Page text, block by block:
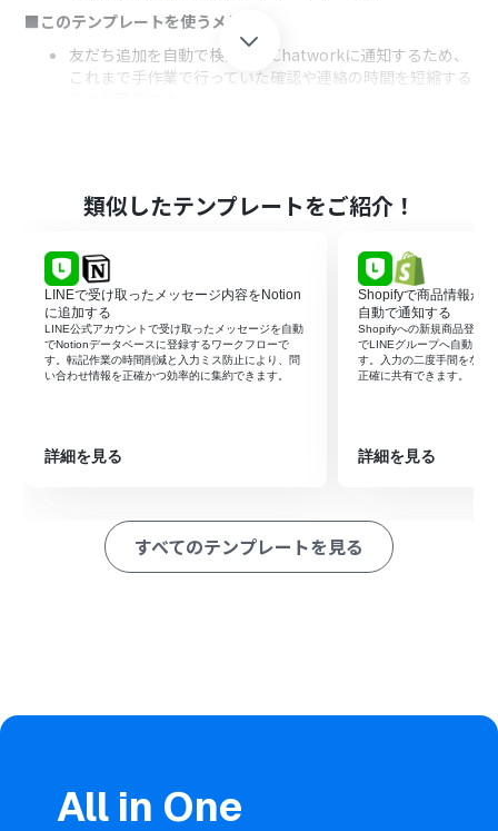
■このテンプレートを使うメリット
友だち追加を自動で検知してChatworkに通知するため、
これまで手作業で行っていた確認や連絡の時間を短縮する
■フローボットの流れ
携します。
次に、トリガーでLINE公式アカウントを選択し、「ユー
ザーが友だち追加したら」というアクションを設定しま
す。
続いて、オペレーションでLINE公式アカウントの「特定
のユーザーのプロフィール情報を取得」アクションを設定
します。
チャットルームに通知します。
■このワークフローのカスタムポイント
できます。
さい。
類似したテンプレートをご紹介！
LINEで受け取ったメッセージ内容をNotion
に追加する
LINE公式アカウントで受け取ったメッセージを自動
でNotionデータベースに登録するワークフローで
す。転記作業の時間削減と入力ミス防止により、問
い合わせ情報を正確かつ効率的に集約できます。
詳細を見る
Shopifyで商品情報が
自動で通知する
Shopifyへの新規商品登録
でLINEグループへ自動メ
す。入力の二度手間をなく
正確に共有できます。
詳細を見る
すべてのテンプレートを見る
All in One